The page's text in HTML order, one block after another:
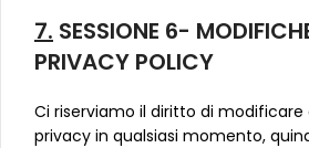
7. SESSIONE 6-
PRIVACY POLICY
Ci riserviamo il diritto di
privacy in qualsiasi momento,